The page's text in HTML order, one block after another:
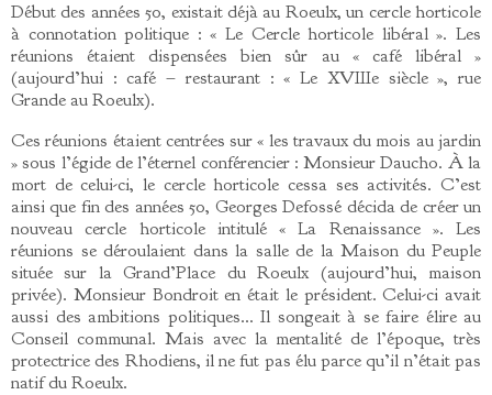
Début des années 50, existait déjà au Roeulx, un cercle horticole
à connotation politique : « Le Cercle horticole libéral ». Les
réunions étaient dispensées bien sûr au « café libéral »
(aujourd’hui : café – restaurant : « Le XVIIIe siècle », rue
Grande au Roeulx).
Ces réunions étaient centrées sur « les travaux du mois au jardin
» sous l’égide de l’éternel conférencier : Monsieur Daucho. À la
mort de celui-ci, le cercle horticole cessa ses activités. C’est
ainsi que fin des années 50, Georges Defossé décida de créer un
nouveau cercle horticole intitulé « La Renaissance ». Les
réunions se déroulaient dans la salle de la Maison du Peuple
située sur la Grand’Place du Roeulx (aujourd’hui, maison
privée). Monsieur Bondroit en était le président. Celui-ci avait
aussi des ambitions politiques… Il songeait à se faire élire au
Conseil communal. Mais avec la mentalité de l’époque, très
protectrice des Rhodiens, il ne fut pas élu parce qu’il n’était pas
natif du Roeulx.